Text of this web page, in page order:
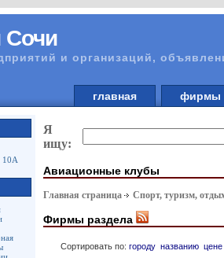
Сочи
и организаций,
главная
10А
Я
ищу:
Авиационные клубы
Главная страница Спорт, туризм,
Фирмы раздела
Сортировать по: городу названию цене